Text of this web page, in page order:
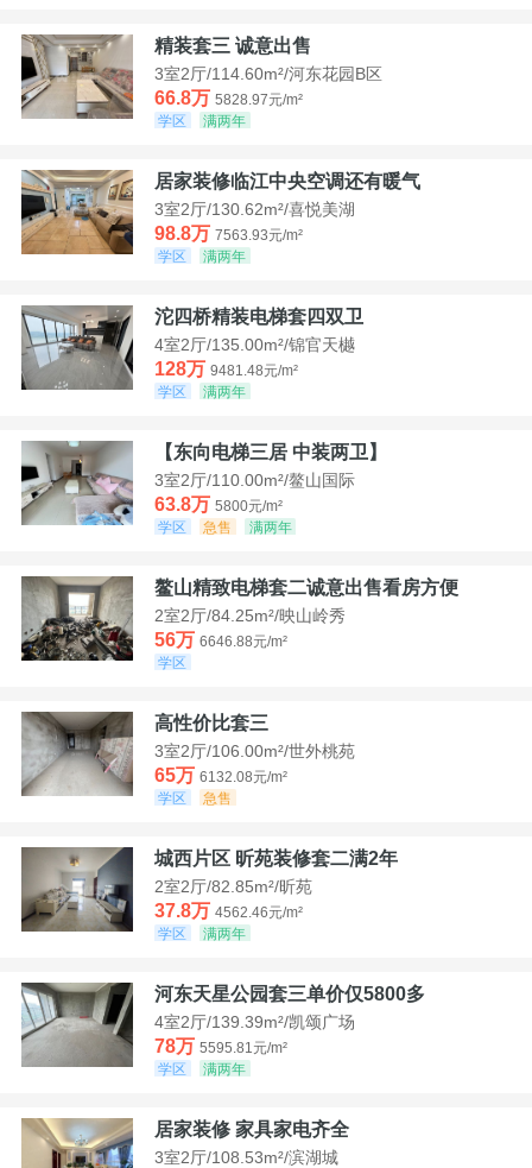
精装套三 诚意出售
3室2厅/114.60m²/河东花园B区
66.8万 5828.97元/m²
学区
满两年
居家装修临江中央空调还有暖气
3室2厅/130.62m²/喜悦美湖
98.8万 7563.93元/m²
学区
满两年
沱四桥精装电梯套四双卫
4室2厅/135.00m²/锦官天樾
128万 9481.48元/m²
学区
满两年
【东向电梯三居 中装两卫】
3室2厅/110.00m²/鳌山国际
63.8万 5800元/m²
学区
急售 满两年
鳌山精致电梯套二诚意出售看房方便
2室2厅/84.25m²/映山岭秀
56万 6646.88元/m²
学区
高性价比套三
3室2厅/106.00m²/世外桃苑
65万 6132.08元/m²
学区
急售
城西片区 昕苑装修套二满2年
2室2厅/82.85m²/昕苑
37.8万 4562.46元/m²
学区
满两年
河东天星公园套三单价仅5800多
4室2厅/139.39m²/凯颂广场
78万 5595.81元/m²
学区
满两年
居家装修 家具家电齐全
3室2厅/108.53m²/滨湖城